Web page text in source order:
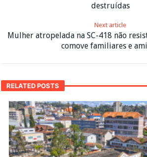
destruídas
Next article
Mulher atropelada na SC-418 não
comove familiares e
RELATED POSTS